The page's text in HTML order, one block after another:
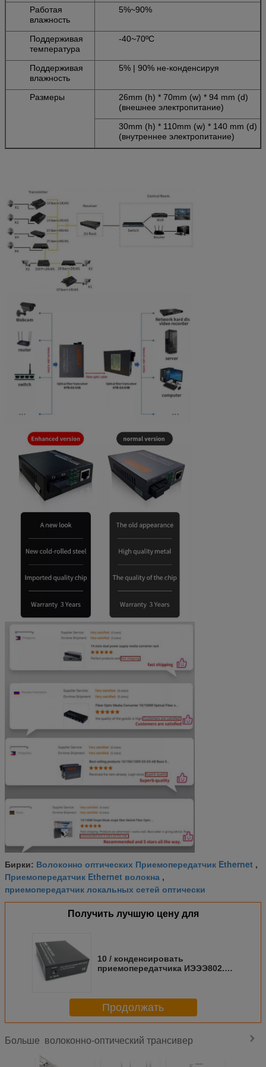
Работая
влажность
5%~90%
Поддерживая
температура
-40~70ºC
Поддерживая
влажность
5% | 90% не-конденсируя
Размеры
26mm (h) * 70mm (w) * 94 mm (d)
(внешнее электропитание)
30mm (h) * 110mm (w) * 140 mm (d)
(внутреннее электропитание)
Бирки: Волоконно оптических Приемопередатчик Ethernet ,
Приемопередатчик Ethernet волокна ,
приемопередатчик локальных сетей оптически
Получить лучшую цену для
10 / конденсировать
приемопередатчика ИЭЭЭ802.3з
Продолжать
Больше волоконно-оптический трансивер